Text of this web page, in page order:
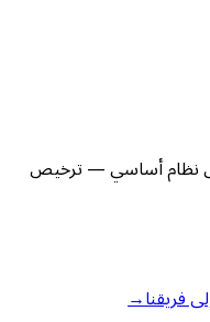
نظام أساسي — ترخيص
فريقنا→